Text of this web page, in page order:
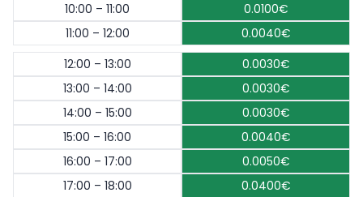
10:00 – 11:00
0.0100€
11:00 – 12:00
0.0040€
12:00 – 13:00
0.0030€
13:00 – 14:00
0.0030€
14:00 – 15:00
0.0030€
15:00 – 16:00
0.0040€
16:00 – 17:00
0.0050€
17:00 – 18:00
0.0400€